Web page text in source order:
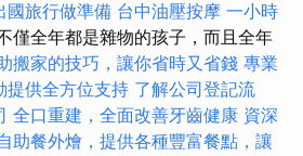
國旅行做準備 台中油壓按摩 一小時
僅全年都是雜物的孩子，而且全年
搬家的技巧，讓你省時又省錢 專業
提供全方位支持 了解公司登記流
全口重建，全面改善牙齒健康 資深
助餐外燴，提供各種豐富餐點，讓